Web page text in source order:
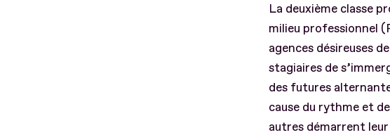
La deuxième classe
milieu professionnel
agences désireuses
stagiaires de
des futures
cause du rythme et
autres démarrent